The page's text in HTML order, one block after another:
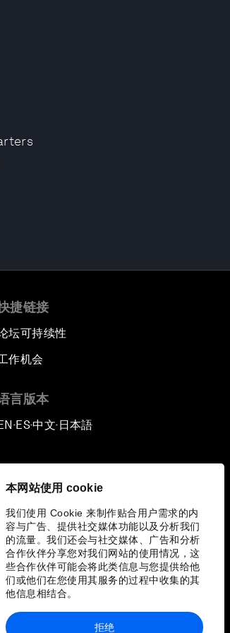
本网站使用 cookie
我们使用 Cookie 来制作贴合用户需求的内
容与广告、提供社交媒体功能以及分析我们
的流量。我们还会与社交媒体、广告和分析
合作伙伴分享您对我们网站的使用情况，这
些合作伙伴可能会将此类信息与您提供给他
们或他们在您使用其服务的过程中收集的其
他信息相结合。
拒绝
捷链接
坛可持续性
作机会
言版本
▪ES▪中文▪ 日本語